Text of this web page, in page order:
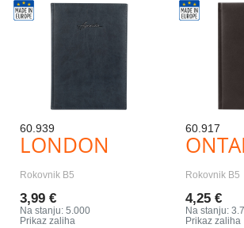
60.939
LONDON
Rokovnik B5
3,99 €
Na stanju: 5.000
Prikaz zaliha
60.917
Rokovnik B5
4,25 €
Na stanju:
Prikaz zaliha